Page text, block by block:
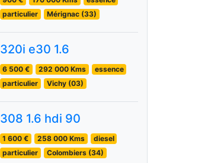
particulier
Mérignac (33)
320i e30 1.6
6 500 € 292 000 Kms
essence
particulier
Vichy (03)
308 1.6 hdi 90
1 600 € 258 000 Kms
diesel
particulier
Colombiers (34)